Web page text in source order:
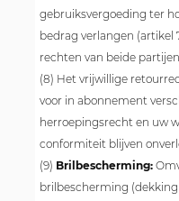
gebruiksvergoeding ter
bedrag verlangen (artikel
rechten van beide
(8) Het vrijwillige
voor in abonnement
herroepingsrecht en uw
conformiteit blijven
(9) Brilbescherming:
brilbescherming